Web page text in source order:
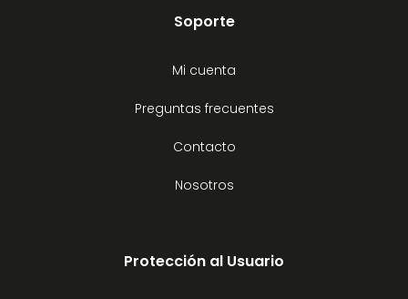
Soporte
Mi cuenta
Preguntas frecuentes
Contacto
Nosotros
Protección al Usuario